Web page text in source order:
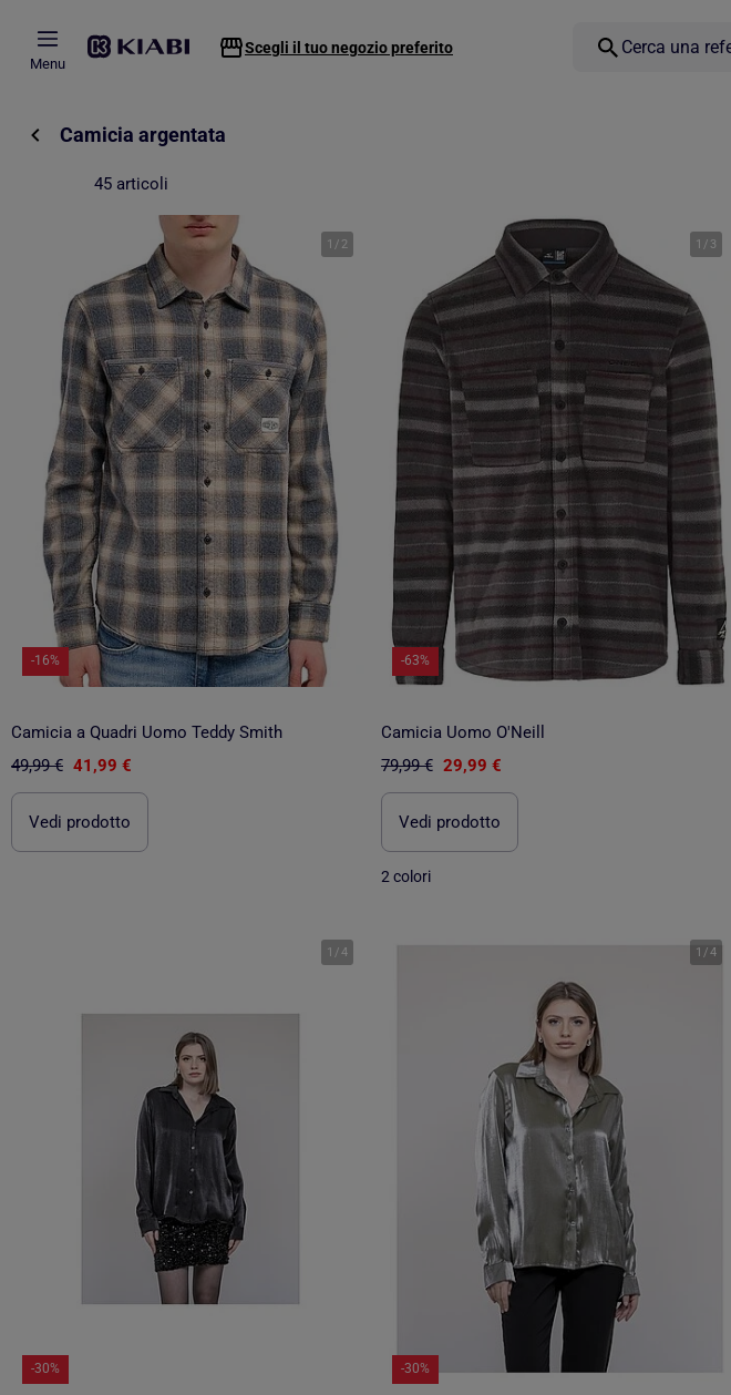
Menu
Scegli il tuo negozio preferito
Camicia argentata
45 articoli
1 / 2
-16%
Camicia a Quadri Uomo Teddy Smith
49,99 € 41,99 €
Vedi prodotto
1 / 3
-63%
Camicia Uomo O'Neill
79,99 € 29,99 €
Vedi prodotto
2 colori
1 /4
-30%
1 /4
-30%